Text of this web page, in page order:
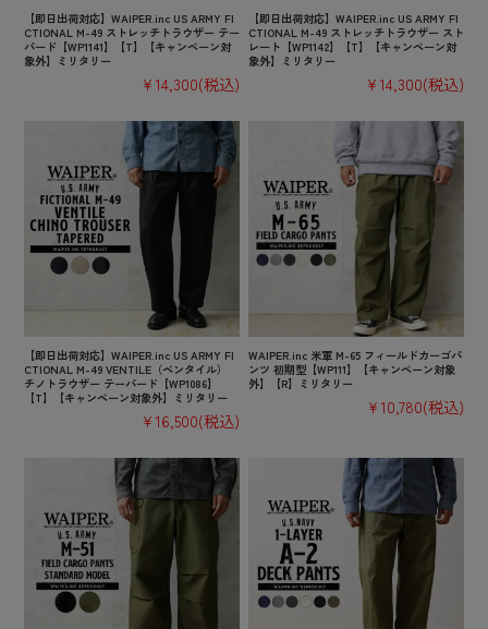
【即日出荷対応】WAIPER.inc US ARMY FI
CTIONAL M-49 ストレッチトラウザー テー
パード【WP1141】【T】【キャンペーン対
象外】ミリタリー
¥14,300(税込)
【即日出荷対応】WAIPER.inc US ARMY FI
CTIONAL M-49 ストレッチトラウザー スト
レート【WP1142】【T】【キャンペーン対
象外】ミリタリー
¥14,300(税込)
【即日出荷対応】WAIPER.inc US ARMY FI
CTIONAL M-49 VENTILE（ベンタイル）
チノトラウザー テーパード【WP1086】
【T】【キャンペーン対象外】ミリタリー
¥16,500(税込)
WAIPER.inc 米軍 M-65 フィールドカーゴパ
ンツ 初期型【WP111】【キャンペーン対象
外】【R】ミリタリー
¥10,780(税込)